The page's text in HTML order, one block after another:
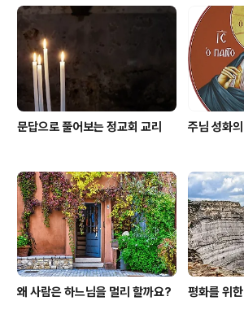
문답으로 풀어보는 정교회 교리 주님 성화
왜 사람은 하느님을 멀리 할까요? 평화를 위